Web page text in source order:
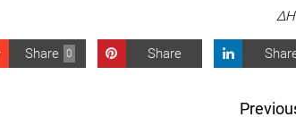
0
Share Share